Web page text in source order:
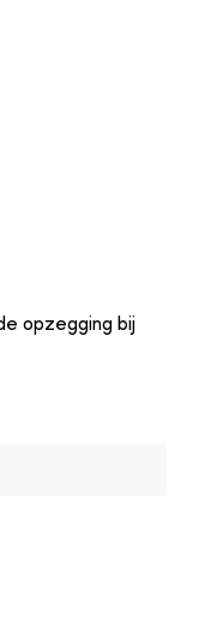
opzegging bij